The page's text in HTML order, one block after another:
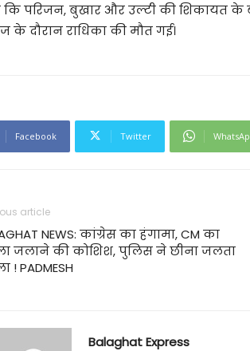
कि परिजन, बुखार और उल्टी की शिकायत के
के दौरान राधिका की मौत गई।
Facebook Twitter
article
NEWS: कांग्रेस का हंगामा, CM का
जलाने की कोशिश, पुलिस ने छीना जलता
! PADMESH
Balaghat Express